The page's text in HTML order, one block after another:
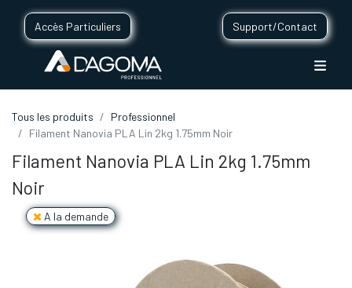
Accès Particuliers Support/Contact
Tous les produits
Professionnel
Filament Nanovia PLA Lin 2kg 1.75mm Noir
Filament Nanovia PLA Lin 2kg 1.75mm
Noir
A la demande